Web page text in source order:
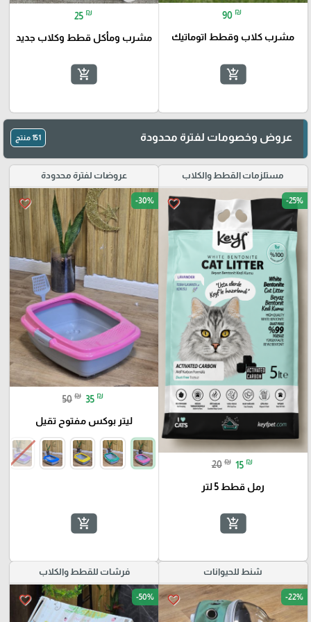
90 ₪
مشرب كلاب وقطط اتوماتيك
add_shopping_cart
25 ₪
مشرب ومأكل قطط وكلاب جديد
add_shopping_cart
عروض وخصومات لفترة محدودة 151 منتج
مستلزمات القطط والكلاب
favorite_border -25%
20 ₪ 15 ₪
رمل قطط 5 لتر
add_shopping_cart
عروضات لفترة محدودة
favorite_border -30%
50 ₪ 35 ₪
ليتر بوكس مفتوح تقيل
add_shopping_cart
شنط للحيوانات
favorite_border -22%
فرشات للقطط والكلاب
favorite_border -50%